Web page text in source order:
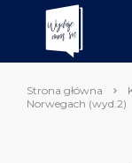
Strona główna
Norwegach (wyd.2)